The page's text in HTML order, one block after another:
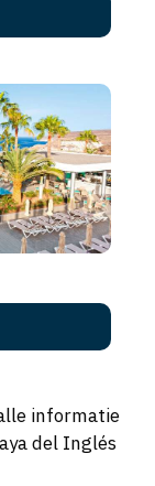
informatie
del Inglés